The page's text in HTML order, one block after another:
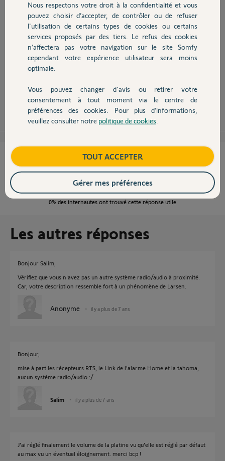
Chauffage
Autres produits
Devis avec un pro
Contact
Ok, mais le larsen provient du fait que la platine de rue est beaucoup trop
proche du moniteur.
Il faut utiliser en présentation que le mode vidéo.
Anonyme il y a plus de 7 ans
Cette réponse vous a-t-elle aidé ?
NON OUI
0% des internautes ont trouvé cette réponse utile
Les autres réponses
Bonjour Salim,
Vérifiez que vous n'avez pas un autre système radio/audio à proximité.
Car, votre description ressemble fort à un phénomène de Larsen.
Anonyme il y a plus de 7 ans
Bonjour,
mise à part les récepteurs RTS, le Link de l'alarme Home et la tahoma,
aucun systéme radio/audio.:/
Salim il y a plus de 7 ans
J'ai réglé finalement le volume de la platine vu qu'elle est réglé par défaut
au max vu un éventuel éloignement. merci bcp !
Nous respectons votre droit à la confidentialité et vous
pouvez choisir d’accepter, de contrôler ou de refuser
l'utilisation de certains types de cookies ou certains
services proposés par des tiers. Le refus des cookies
n’affectera pas votre navigation sur le site Somfy
cependant votre expérience utilisateur sera moins
optimale.
Vous pouvez changer d'avis ou retirer votre
consentement à tout moment via le centre de
préférences des cookies. Pour plus d’informations,
veuillez consulter notre politique de cookies
TOUT ACCEPTER
Gérer mes préférences